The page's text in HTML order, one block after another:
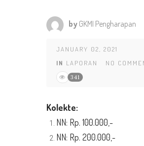
by GKMI Pengharapan
JANUARY 02, 2021
IN LAPORAN NO
341
Kolekte:
NN: Rp. 100.000,-
NN: Rp. 200.000,-